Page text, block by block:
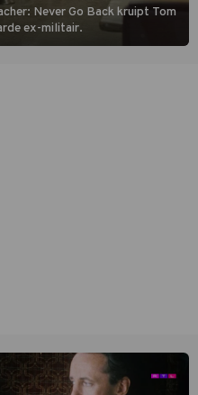
Never Go Back kruipt Tom
ex-militair.